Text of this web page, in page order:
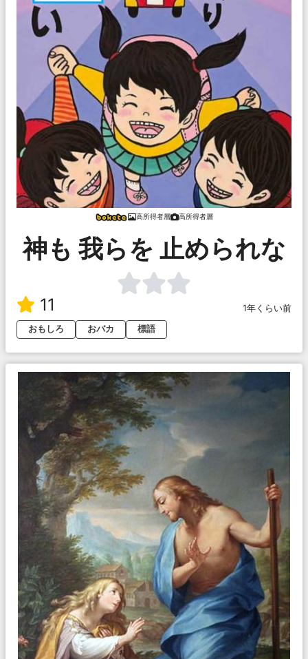
高所得者層 高所得者層
神も 我らを 止められな
11
1年くらい前
おもしろ
おバカ 標語